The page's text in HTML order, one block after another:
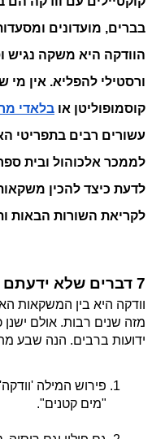
ורסטילי להפליא. אין
קוסמופוליטן או בלאדי
לקריאת השורות הבאות
7 דברים שלא ידעתם על וודקה
ידועות ברבים. הנה שבע
"מים קטנים".